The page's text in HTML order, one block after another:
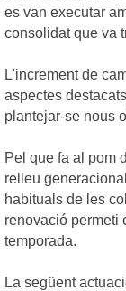
es van executar
consolidat que va
L'increment de
aspectes
plantejar-se nous
Pel que fa al pom
relleu
habituals de les
renovació permeti
temporada.
La següent